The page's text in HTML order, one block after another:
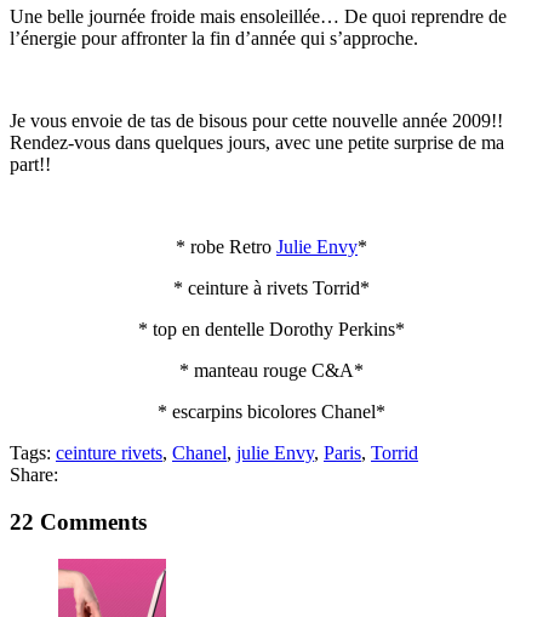
Une belle journée froide mais ensoleillée… De quoi reprendre de
l’énergie pour affronter la fin d’année qui s’approche.
Je vous envoie de tas de bisous pour cette nouvelle année 2009!!
Rendez-vous dans quelques jours, avec une petite surprise de ma
part!!
* robe Retro Julie Envy*
* ceinture à rivets Torrid*
* top en dentelle Dorothy Perkins*
* manteau rouge C&A*
* escarpins bicolores Chanel*
Tags: ceinture rivets, Chanel, julie Envy, Paris, Torrid
Share:
22 Comments